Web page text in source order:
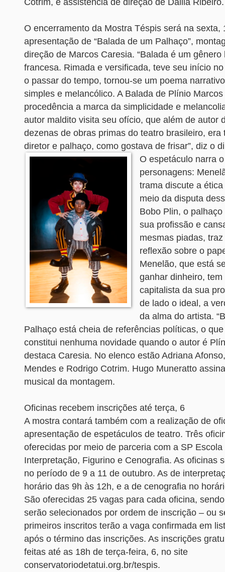
O encerramento da Mostra Téspis será na sexta,
apresentação de “Balada de um Palhaço”,
direção de Marcos Caresia. “Balada é um
francesa. Rimada e versificada, teve seu início
o passar do tempo, tornou-se um poema
simples e melancólico. A Balada de Plínio
procedência a marca da simplicidade e
autor maldito visita seu ofício, que além de autor
dezenas de obras primas do teatro brasileiro, era
diretor e palhaço, como gostava de frisar”, diz o
O espetáculo narra
personagens:
trama discute a
meio da disputa
Bobo Plin, o
sua profissão e
mesmas piadas,
reflexão sobre o
Menelão, que está
ganhar dinheiro,
capitalista da sua
de lado o ideal, a
da alma do artista.
Palhaço está cheia de referências políticas, o
constitui nenhuma novidade quando o autor é
destaca Caresia. No elenco estão Adriana
Mendes e Rodrigo Cotrim. Hugo Muneratto
musical da montagem.
Oficinas recebem inscrições até terça, 6
A mostra contará também com a realização de
apresentação de espetáculos de teatro. Três
oferecidas por meio de parceria com a SP Escola
Interpretação, Figurino e Cenografia. As oficinas
no período de 9 a 11 de outubro. As de
horário das 9h às 12h, e a de cenografia no
São oferecidas 25 vagas para cada oficina,
serão selecionados por ordem de inscrição – ou
primeiros inscritos terão a vaga confirmada em
após o término das inscrições. As inscrições
feitas até as 18h de terça-feira, 6, no site
conservatoriodetatui.org.br/tespis.